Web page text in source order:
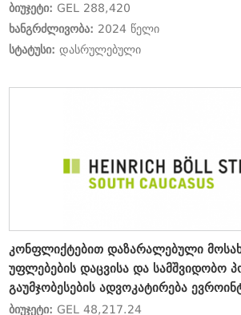
ბიუჯეტი: GEL 288,420
ხანგრძლივობა: 2024 წელი
სტატუსი:დასრულებული
კონფლიქტებით დაზარალებული
უფლებების დაცვისა და სამშვიდობო
გაუმჯობესების ადვოკატირება
პროცესში
ბიუჯეტი: GEL 48,217.24